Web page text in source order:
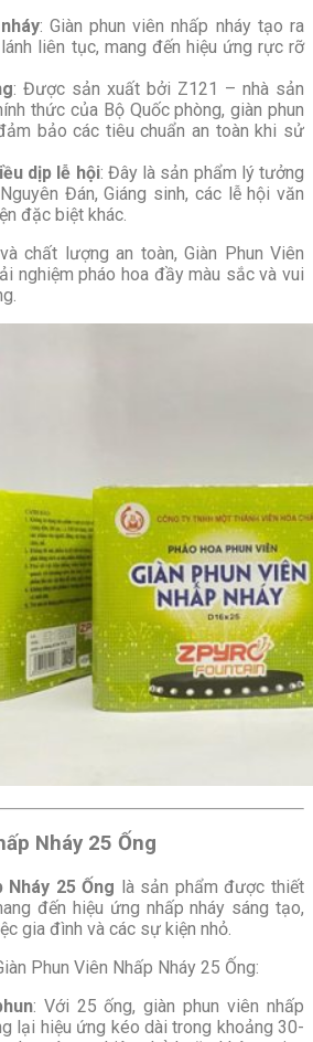
: Giàn phun viên nhấp nháy tạo ra
liên tục, mang đến hiệu ứng rực rỡ
: Được sản xuất bởi Z121 – nhà sản
thức của Bộ Quốc phòng, giàn phun
bảo các tiêu chuẩn an toàn khi sử
dịp lễ hội: Đây là sản phẩm lý tưởng
Đán, Giáng sinh, các lễ hội văn
đặc biệt khác.
chất lượng an toàn, Giàn Phun Viên
nghiệm pháo hoa đầy màu sắc và vui
Nháy 25 Ống
Nháy 25 Ống là sản phẩm được thiết
đến hiệu ứng nhấp nháy sáng tạo,
gia đình và các sự kiện nhỏ.
Phun Viên Nhấp Nháy 25 Ống:
: Với 25 ống, giàn phun viên nhấp
lại hiệu ứng kéo dài trong khoảng 30-